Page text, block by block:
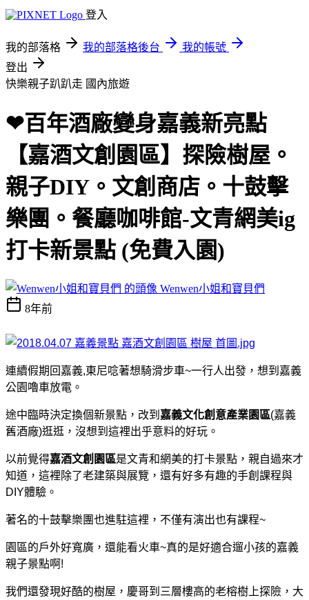
登入
我的部落格 我的部落格後台
我的帳號
登出
快樂親子趴趴走 國內旅遊
❤百年酒廠變身嘉義新亮點
【嘉酒文創園區】探險樹屋。
親子DIY。文創商店。十鼓擊
樂團。餐廳咖啡館-文青網美ig
打卡新景點 (免費入園)
Wenwen小姐和寶貝們
8年前
連續假期回嘉義,東尼唸著想騎滑步車~一行人出發，想到嘉義
公園嚕車放電。
途中臨時決定換個新景點，改到 嘉義文化創意產業園區(嘉義
舊酒廠)逛逛，沒想到這裡出乎意料的好玩。
以前覺得嘉酒文創園區是文青和網美的打卡景點， 親自過來才
知道，這裡除了老建築與展覽，還有好多有趣的手創課程與
DIY體驗。
著名的十鼓擊樂團也進駐這裡，不僅有演出也有課程~
園區的戶外好寬廣，還能看火車~真的是好適合遛小孩的嘉義
親子景點啊!
我們還發現好酷的樹屋，慶哥到三層樓高的老榕樹上探險，大